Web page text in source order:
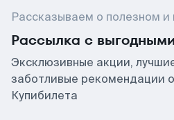
Рассказываем о полезном и
Рассылка с
Эксклюзивные акции,
заботливые рекомендации
Купибилета